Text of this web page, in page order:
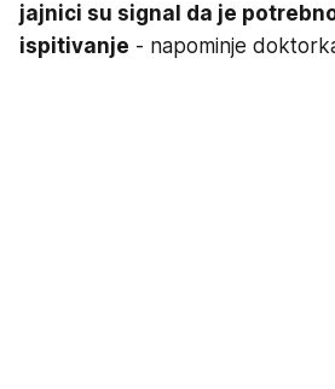
jajnici su signal da je
ispitivanje - napominje